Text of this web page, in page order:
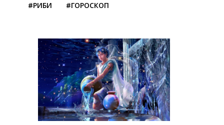
#РИБИ #ГОРОСКОП